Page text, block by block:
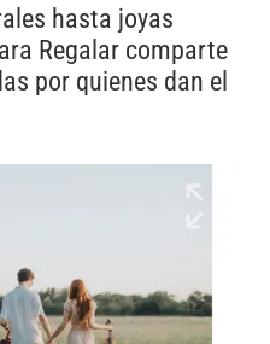
hasta joyas
Regalar comparte
por quienes dan el